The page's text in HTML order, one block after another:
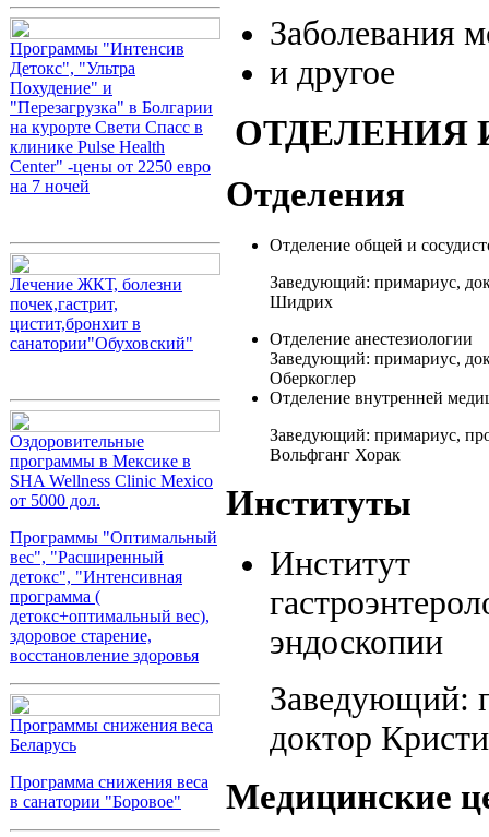
Программы "Интенсив
Детокс", "Ультра
Похудение" и
"Перезагрузка" в Болгарии
на курорте Свети Спасс в
клинике Pulse Health
Center" -цены от 2250 евро
на 7 ночей
Лечение ЖКТ, болезни
почек,гастрит,
цистит,бронхит в
санатории"Обуховский"
Оздоровительные
программы в Мексике в
SHA Wellness Clinic Mexico
от 5000 дол.
Программы "Оптимальный
вес", "Расширенный
детокс", "Интенсивная
программа (
детокс+оптимальный вес),
здоровое старение,
восстановление здоровья
Программы снижения веса
Беларусь
Программа снижения веса
в санатории "Боровое"
Заболевания
и другое
ОТДЕЛЕНИЯ
Отделения
Отделение общей и
Заведующий: примариус,
Шидрих
Отделение анестезиологии
Заведующий: примариус,
Оберкоглер
Отделение внутренней
Заведующий: примариус,
Вольфганг Хорак
Институты
Институт
эндоскопии
Заведующий:
доктор
Медицинские